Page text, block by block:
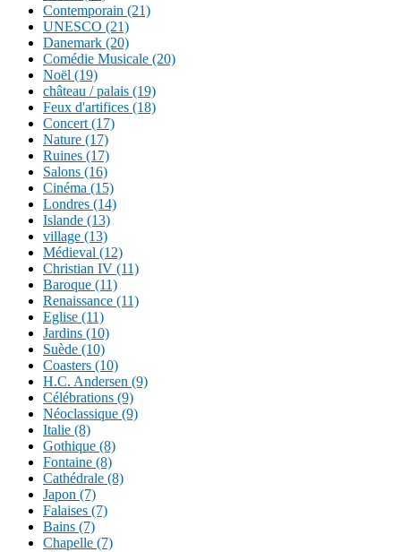
Contemporain (21)
UNESCO (21)
Danemark (20)
Comédie Musicale (20)
Noël (19)
château / palais (19)
Feux d'artifices (18)
Concert (17)
Nature (17)
Ruines (17)
Salons (16)
Cinéma (15)
Londres (14)
Islande (13)
village (13)
Médieval (12)
Christian IV (11)
Baroque (11)
Renaissance (11)
Eglise (11)
Jardins (10)
Suède (10)
Coasters (10)
H.C. Andersen (9)
Célébrations (9)
Néoclassique (9)
Italie (8)
Gothique (8)
Fontaine (8)
Cathédrale (8)
Japon (7)
Falaises (7)
Bains (7)
Chapelle (7)